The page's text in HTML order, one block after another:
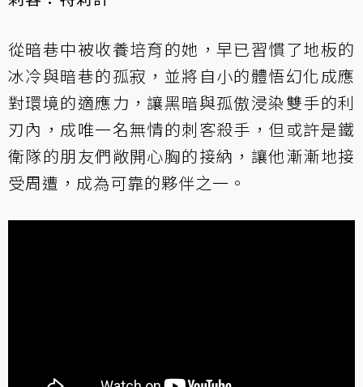
從暗巷中被收養培育的她，早已習慣了地板的
冰冷與暗巷的孤寂，並將自小的體悟幻化成應
對環境的適應力，讓黑暗與孤傲浸染雙手的利
刃內，成唯一名無情的刺客殺手，但或許是鐵
衛隊的朋友們敞開心胸的接納，讓他漸漸地接
受周遭，成為可靠的夥伴之一。